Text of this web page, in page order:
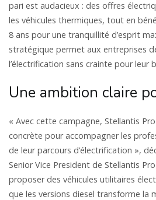
pari est audacieux : des offres
les véhicules thermiques, tout en
8 ans pour une tranquillité d’esprit
stratégique permet aux entreprises
l’électrification sans crainte pour leur
Une ambition claire
« Avec cette campagne, Stellantis
concrète pour accompagner les
de leur parcours d’électrification »,
Senior Vice President de Stellantis
proposer des véhicules utilitaires
que les versions diesel transforme la